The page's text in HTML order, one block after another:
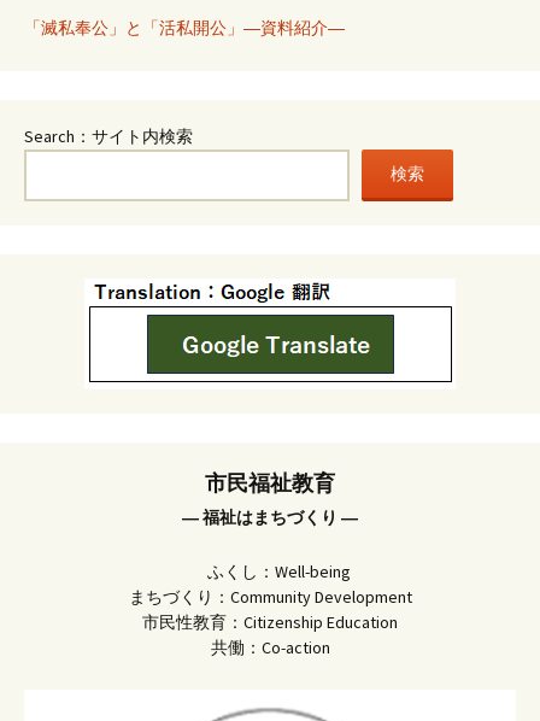
「滅私奉公」と「活私開公」―資料紹介―
Search：サイト内検索
検索
市民福祉教育
― 福祉はまちづくり ―
ふくし：Well-being
まちづくり：Community Development
市民性教育：Citizenship Education
共働：Co-action